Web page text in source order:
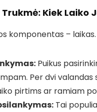
Kiek Laiko
komponentas –
Puikus
Per dvi
pirtims ar ramiam
Tai